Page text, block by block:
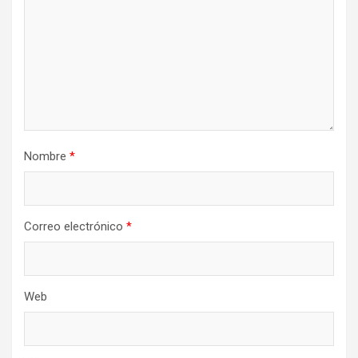
Nombre *
Correo electrónico *
Web